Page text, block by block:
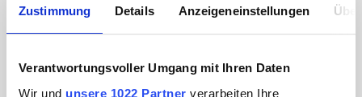
Zustimmung Details Anzeigeneinstellungen
Verantwortungsvoller Umgang mit Ihren Daten
Wir und unsere 1022 Partner verarbeiten Ihre